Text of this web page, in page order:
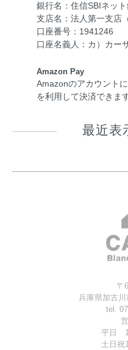
銀行名：住信SBIネッ
支店名：法人第一支店
口座番号：1941246
口座名義人：カ）カー
Amazon Pay
Amazonのアカウント
を利用して決済できま
最近表
〒
兵庫県加古
tel.
平日
土日祝